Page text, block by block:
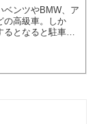
ベンツやBMW、ア
の高級車。しか
るとなると駐車場
でき...